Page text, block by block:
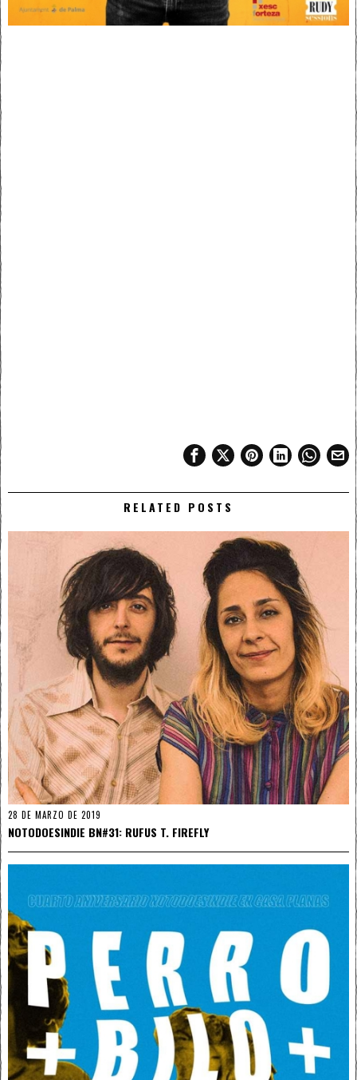
RELATED POSTS
28 DE MARZO DE 2019
NOTODOESINDIE BN#31: RUFUS T. FIREFLY